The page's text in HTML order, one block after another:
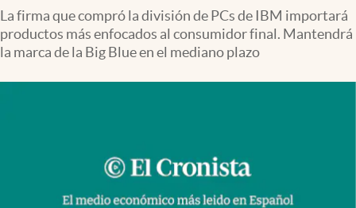
Infotechnology
Eventos Corporativos
La firma que compró la división de PCs de IBM importará
productos más enfocados al consumidor final. Mantendrá
la marca de la Big Blue en el mediano plazo